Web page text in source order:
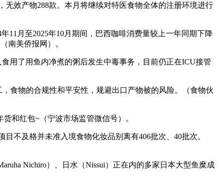
效产物288款。本月将继续对特医食物全体的注册环境进行
月至2025年10月期间，巴西咖啡消费量较上一年同期下降
南美侨报网）。
用了用鱼内净煮的粥后发生中毒事务，目前仍正在ICU接管
物的合规性和平安性，规避出口产物被的风险。（食物伙
和红包~（宁波市场监管微信号）。
不及格并未准入境食物化妆品别离有406批次、40批次。
Nichiro）、日水（Nissui）正在内的多家日本大型鱼糜成